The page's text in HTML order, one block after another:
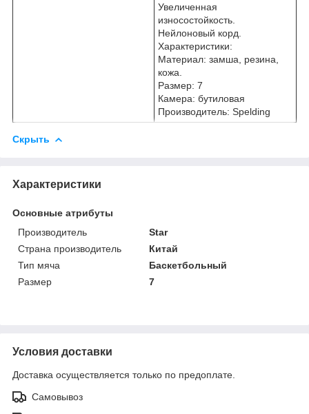
Увеличенная
износостойкость.
Нейлоновый корд.
Характеристики:
Материал: замша, резина,
кожа.
Размер: 7
Камера: бутиловая
Производитель: Spelding
Скрыть
Характеристики
Основные атрибуты
Производитель
Star
Страна производитель
Китай
Тип мяча
Баскетбольный
Размер
7
Условия доставки
Доставка осуществляется только по предоплате.
Самовывоз